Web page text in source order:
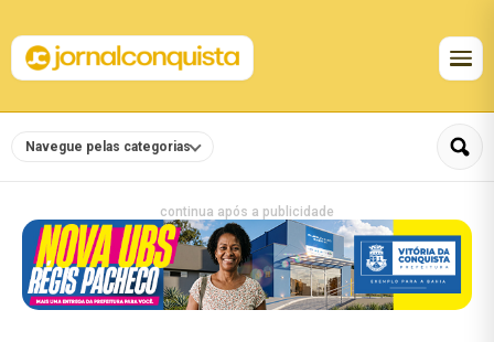
Navegue pelas categorias
continua após a publicidade